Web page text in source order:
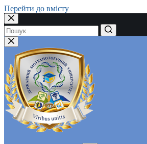
Перейти до вмісту
Немає
результатів